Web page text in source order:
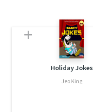
Holiday Jokes
Jeo King